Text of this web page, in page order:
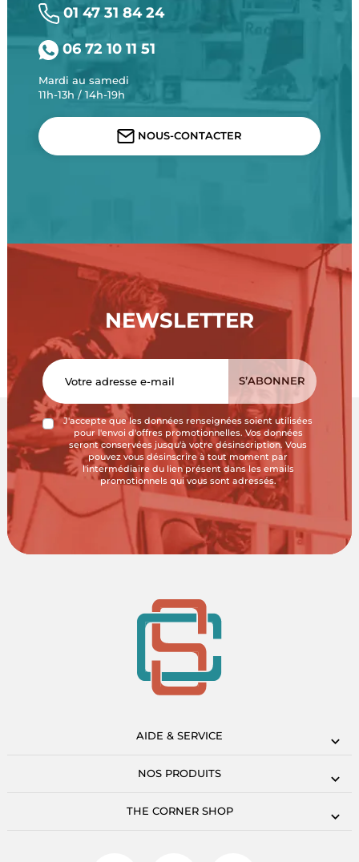
01 47 31 84 24
06 72 10 11 51
Mardi au samedi
11h-13h / 14h-19h
NOUS-CONTACTER
NEWSLETTER
J'accepte que les données renseignées soient utilisées
pour l'envoi d'offres promotionnelles. Vos données
seront conservées jusqu'à votre désinscription. Vous
pouvez vous désinscrire à tout moment par
l'intermédiaire du lien présent dans les emails
promotionnels qui vous sont adressés.
AIDE & SERVICE
NOS PRODUITS
THE CORNER SHOP